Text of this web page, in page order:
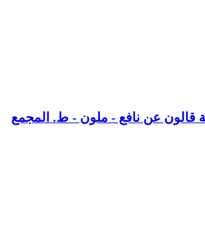
قالون عن نافع - ملون - ط. المجمع